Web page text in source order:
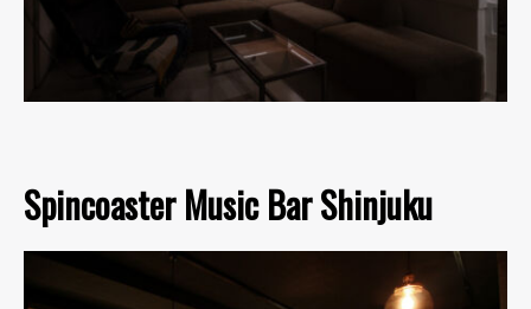
Spincoaster Music Bar Shinjuku